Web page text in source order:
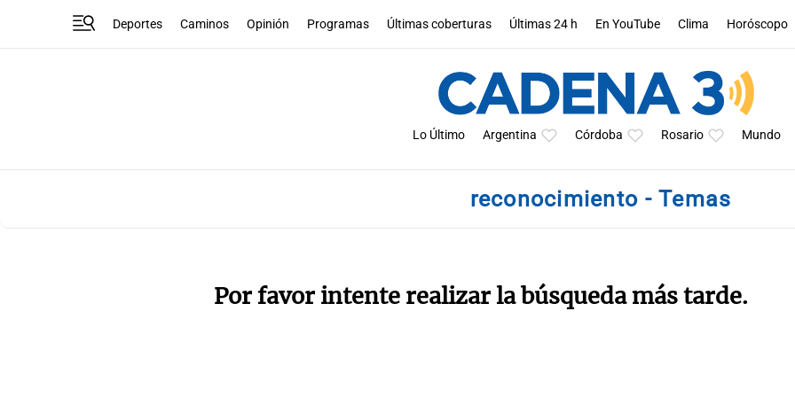
Deportes Caminos Opinión Programas Últimas coberturas Últimas 24 h En YouTube Clima Horóscopo
Lo Último Argentina Córdoba Rosario Mundo
reconocimiento - Temas
Por favor intente realizar la búsqueda más tarde.